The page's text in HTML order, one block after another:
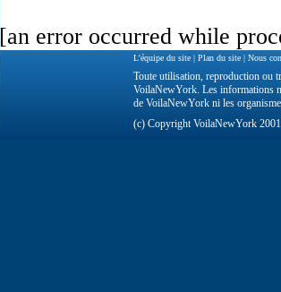
[an error occurred while
L'équipe du site | Plan du site | Nous
Toute utilisation, reproduction ou
VoilaNewYork. Les informations
de VoilaNewYork ni les
(c) Copyright VoilaNewYork